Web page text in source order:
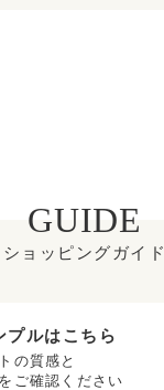
GUIDE
ショッピングガイド
プルはこちら
の質感と
ご確認ください